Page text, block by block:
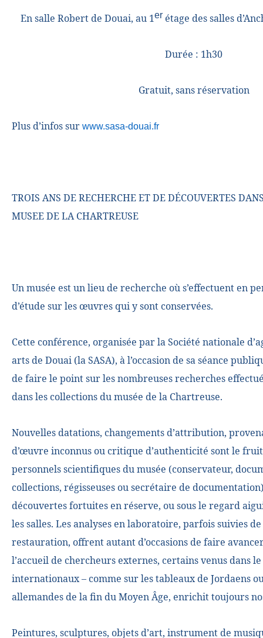
En salle Robert de Douai, au 1er étage des salles
Durée : 1h30
Gratuit, sans réservation
Plus d’infos sur www.sasa-douai.fr
TROIS ANS DE RECHERCHE ET DE DÉCOUVERTES
MUSEE DE LA CHARTREUSE
Un musée est un lieu de recherche où s’effectuent en
d’étude sur les œuvres qui y sont conservées.
Cette conférence, organisée par la Société nationale
arts de Douai (la SASA), à l’occasion de sa séance
de faire le point sur les nombreuses recherches
dans les collections du musée de la Chartreuse.
Nouvelles datations, changements d’attribution,
d’œuvre inconnus ou critique d’authenticité sont le
personnels scientifiques du musée (conservateur,
collections, régisseuses ou secrétaire de
découvertes fortuites en réserve, ou sous le regard
les salles. Les analyses en laboratoire, parfois suivies
restauration, offrent autant d’occasions de faire
l’accueil de chercheurs externes, certains venus dans
internationaux – comme sur les tableaux de Jordaens
allemandes de la fin du Moyen Âge, enrichit toujours
Peintures, sculptures, objets d’art, instrument de